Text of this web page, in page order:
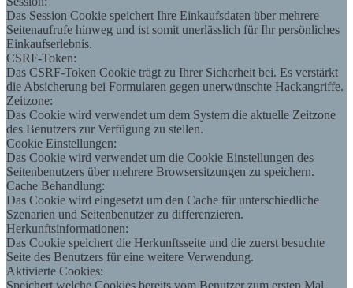
Das Session Cookie speichert Ihre Einkaufsdaten über mehrere
Seitenaufrufe hinweg und ist somit unerlässlich für Ihr persönliches
Einkaufserlebnis.
CSRF-Token:
Das CSRF-Token Cookie trägt zu Ihrer Sicherheit bei. Es verstärkt
die Absicherung bei Formularen gegen unerwünschte Hackangriffe.
Zeitzone:
Das Cookie wird verwendet um dem System die aktuelle Zeitzone
des Benutzers zur Verfügung zu stellen.
Cookie Einstellungen:
Das Cookie wird verwendet um die Cookie Einstellungen des
Seitenbenutzers über mehrere Browsersitzungen zu speichern.
Cache Behandlung:
Das Cookie wird eingesetzt um den Cache für unterschiedliche
Szenarien und Seitenbenutzer zu differenzieren.
Herkunftsinformationen:
Das Cookie speichert die Herkunftsseite und die zuerst besuchte
Seite des Benutzers für eine weitere Verwendung.
Aktivierte Cookies: